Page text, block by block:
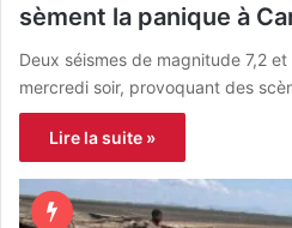
sèment la panique à
Deux séismes de magnitude 7,2
mercredi soir, provoquant des
Lire la suite »